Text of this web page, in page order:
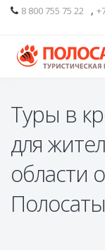
8 800 755 75 22 ,
Туры в
для
области